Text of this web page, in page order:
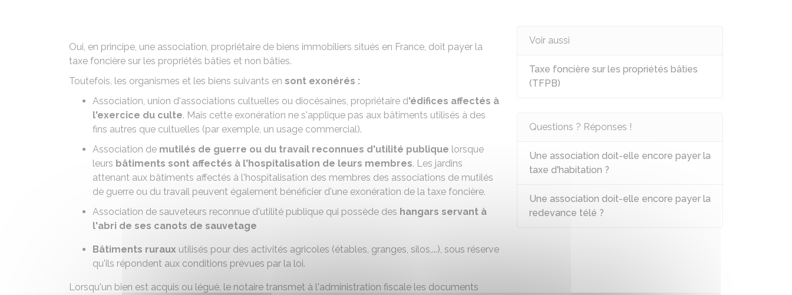
Oui, en principe, une association, propriétaire de biens immobiliers situés en France, doit payer la
taxe foncière sur les propriétés bâties et non bâties.
Toutefois, les organismes et les biens suivants en sont exonérés :
Association, union d'associations cultuelles ou diocésaines, propriétaire d'édifices affectés à
l'exercice du culte. Mais cette exonération ne s'applique pas aux bâtiments utilisés à des
fins autres que cultuelles (par exemple, un usage commercial).
Association de mutilés de guerre ou du travail reconnues d'utilité publique lorsque
leurs bâtiments sont affectés à l'hospitalisation de leurs membres. Les jardins
attenant aux bâtiments affectés à l'hospitalisation des membres des associations de mutilés
de guerre ou du travail peuvent également bénéficier d'une exonération de la taxe foncière.
Association de sauveteurs reconnue d'utilité publique qui possède des hangars servant à
l'abri de ses canots de sauvetage
Bâtiments ruraux utilisés pour des activités agricoles (étables, granges, silos,...), sous réserve
qu'ils répondent aux conditions prévues par la loi.
Lorsqu'un bien est acquis ou légué, le notaire transmet à l'administration fiscale les documents
Voir aussi
Taxe foncière sur les propriétés bâties
(TFPB)
Questions ? Réponses !
Une association doit-elle encore payer la
taxe d'habitation ?
Une association doit-elle encore payer la
redevance télé ?